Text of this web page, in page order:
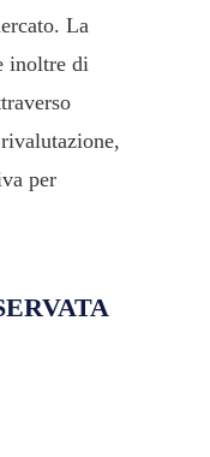
La
inoltre di
per